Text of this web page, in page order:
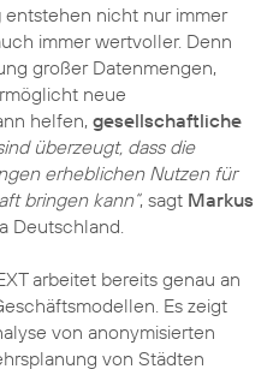
entstehen nicht nur immer
immer wertvoller. Denn
großer Datenmengen,
neue
helfen, gesellschaftliche
sind überzeugt, dass die
erheblichen Nutzen für
bringen kann“, sagt Markus
Deutschland.
arbeitet bereits genau an
Es zeigt
von anonymisierten
von Städten